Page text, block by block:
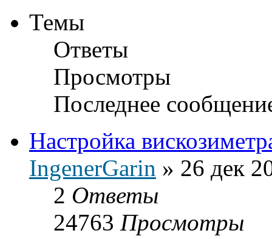
Темы
Ответы
Просмотры
Последнее
Настройка
IngenerGarin » 26 дек
2 Ответы
24763 Просмотры